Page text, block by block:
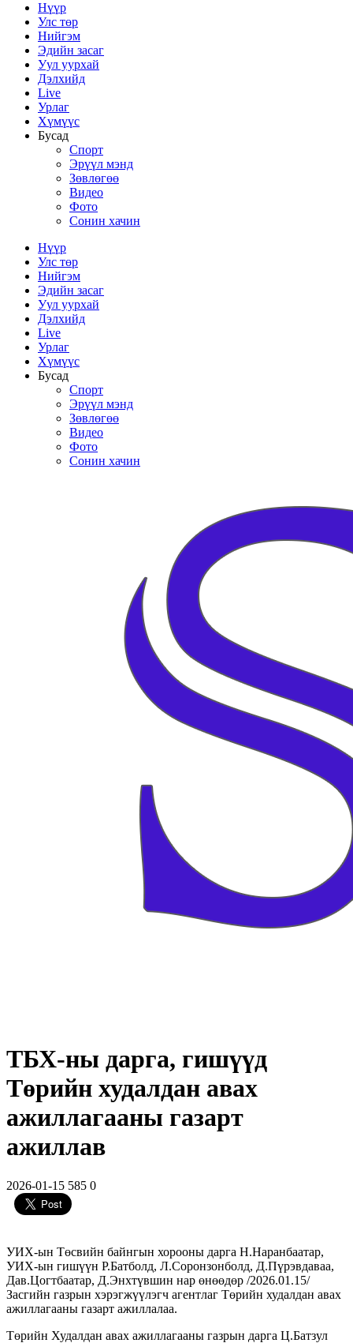
Нүүр
Улс төр
Нийгэм
Эдийн засаг
Уул уурхай
Дэлхийд
Live
Урлаг
Хүмүүс
Бусад
Спорт
Эрүүл мэнд
Зөвлөгөө
Видео
Фото
Сонин хачин
Нүүр
Улс төр
Нийгэм
Эдийн засаг
Уул уурхай
Дэлхийд
Live
Урлаг
Хүмүүс
Бусад
Спорт
Эрүүл мэнд
Зөвлөгөө
Видео
Фото
Сонин хачин
ТБХ-ны дарга, гишүүд
Төрийн худалдан авах
ажиллагааны газарт
ажиллав
2026-01-15 585 0
УИХ-ын Төсвийн байнгын хорооны дарга Н.Наранбаатар,
УИХ-ын гишүүн Р.Батболд, Л.Соронзонболд, Д.Пүрэвдаваа,
Дав.Цогтбаатар, Д.Энхтүвшин нар өнөөдөр /2026.01.15/
Засгийн газрын хэрэгжүүлэгч агентлаг Төрийн худалдан авах
ажиллагааны газарт ажиллалаа.
Төрийн Худалдан авах ажиллагааны газрын дарга Ц.Батзул